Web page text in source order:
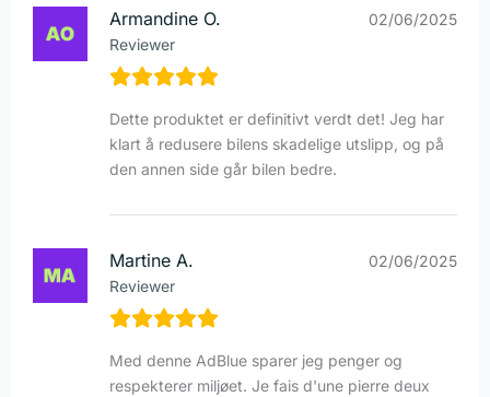
Armandine O.
Reviewer
02/06/2025
Dette produktet er definitivt verdt det! Jeg har
klart å redusere bilens skadelige utslipp, og på
den annen side går bilen bedre.
Martine A.
Reviewer
02/06/2025
Med denne AdBlue sparer jeg penger og
respekterer miljøet. Je fais d'une pierre deux